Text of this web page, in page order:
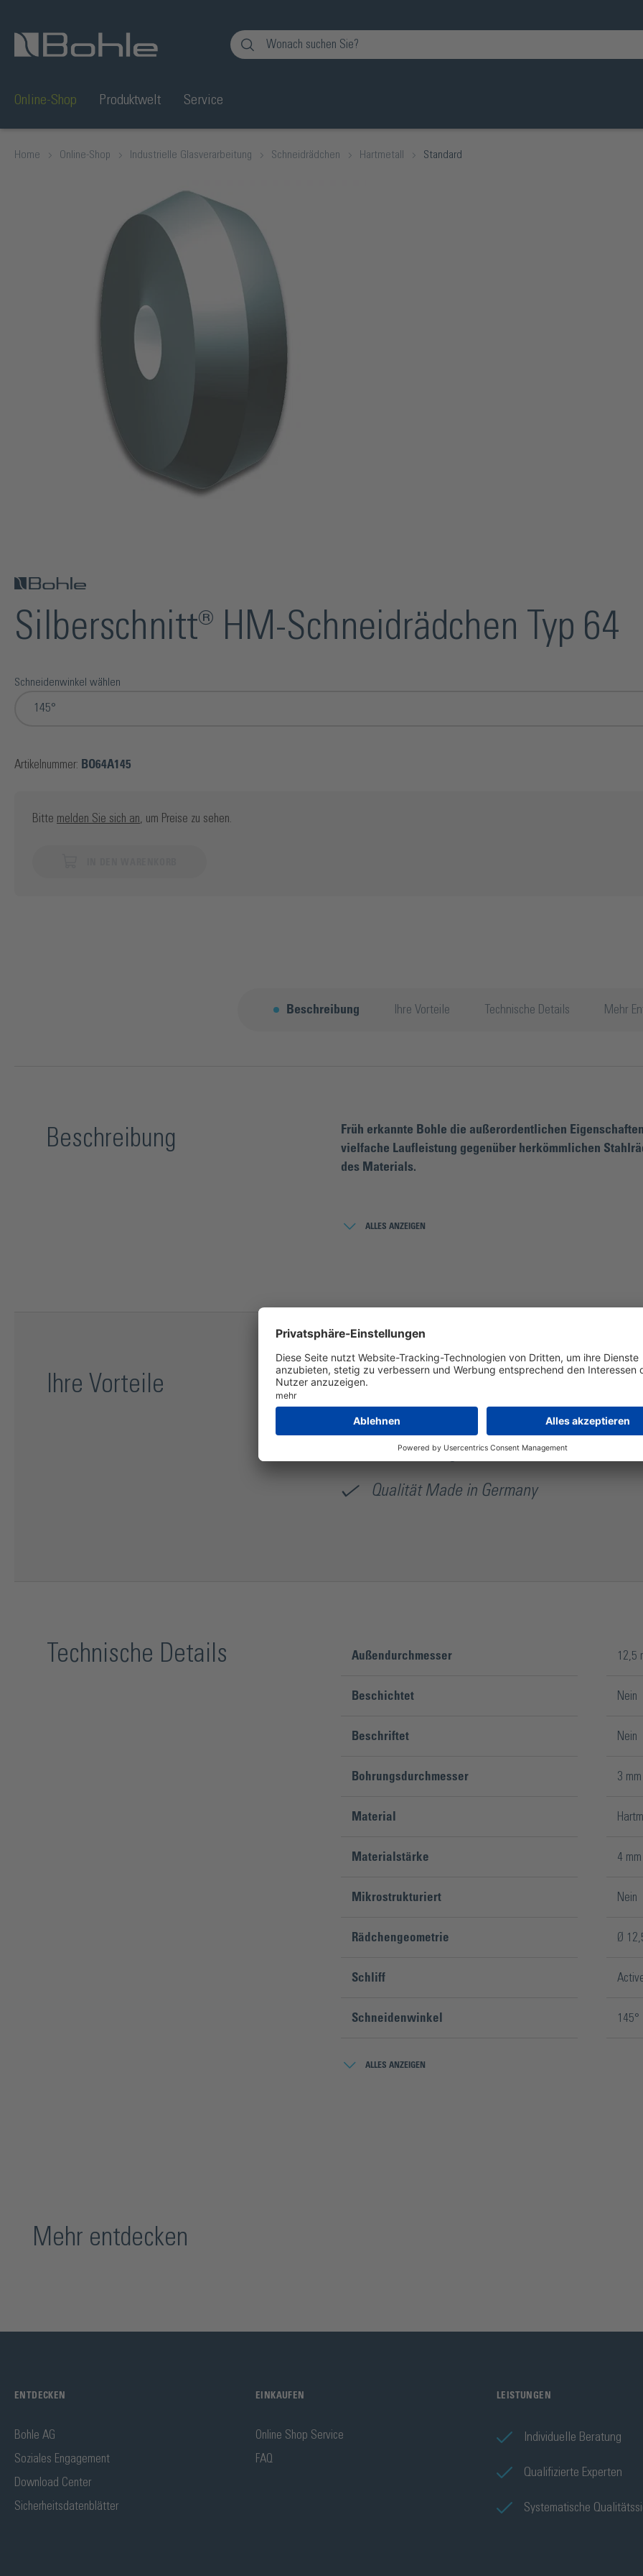
Online-Shop Produktwelt Service
Home Online-Shop Industrielle Glasverarbeitung Schneidrädchen Hartmetall Standard
Silberschnitt® HM-Schneidrädchen Typ 64
Schneidenwinkel wählen
145°
Artikelnummer: BO64A145
Bitte melden Sie sich an , um Preise zu sehen.
Beschreibung Ihre Vorteile Technische Details Mehr
Beschreibung
Früh erkannte Bohle die außerordentlichen
vielfache Laufleistung gegenüber herkömmlichen
des Materials.
die daraus resultierenden sauberen Bruchkanten bei
industrieller Schneidtechnik von Bohle aus.
ALLES ANZEIGEN
Ihre Vorteile Hohe Standzeiten
Hochwertige Rohmaterialien
Beste Laufeigenschaften
Qualität Made in Germany
Technische Details Außendurchmesser 12,5
Beschichtet Nein
Beschriftet Nein
Bohrungsdurchmesser 3 mm
Material
Materialstärke 4 mm
Mikrostrukturiert Nein
Rädchengeometrie Ø
Schliff
Schneidenwinkel 145°
ALLES ANZEIGEN
Mehr entdecken
ENTDECKEN
Bohle AG
Soziales Engagement
Download Center
Sicherheitsdatenblätter
EINKAUFEN
Online Shop Service
FAQ
LEISTUNGEN
Individuelle Beratung
Qualifizierte Experten
Systematische